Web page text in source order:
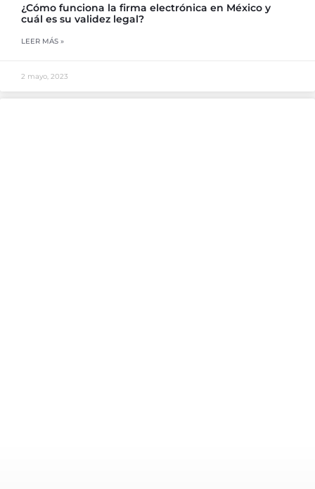
¿Cómo funciona la firma electrónica en México y
cuál es su validez legal?
LEER MÁS »
2 mayo, 2023